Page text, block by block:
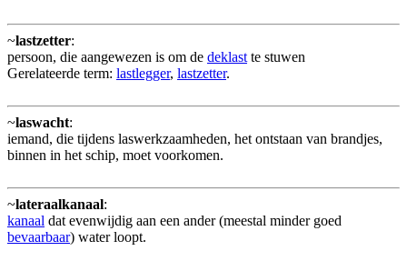
~lastzetter:
persoon, die aangewezen is om de deklast te stuwen
Gerelateerde term: lastlegger, lastzetter.
~laswacht:
iemand, die tijdens laswerkzaamheden, het ontstaan van brandjes,
binnen in het schip, moet voorkomen.
~lateraalkanaal:
kanaal dat evenwijdig aan een ander (meestal minder goed
bevaarbaar) water loopt.